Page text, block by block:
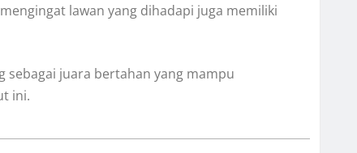
lawan yang dihadapi juga memiliki
sebagai juara bertahan yang mampu
ini.